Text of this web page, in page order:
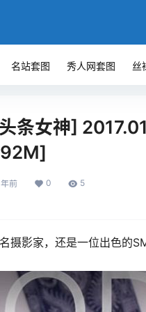
名站套图 秀人网套图 丝
条女神]
前 0 5
摄影家，还是一位出色的